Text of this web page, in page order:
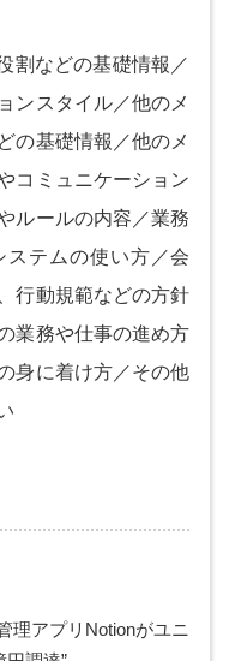
割などの基礎情報／
ンスタイル／他のメ
の基礎情報／他のメ
コミュニケーション
ルールの内容／業務
ステムの使い方／会
行動規範などの方針
業務や仕事の進め方
身に着け方／その他
理アプリNotionがユニ